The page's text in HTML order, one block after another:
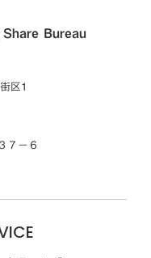
Bureau
区1
７−６